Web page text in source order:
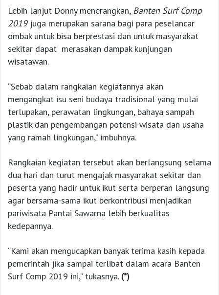
Lebih lanjut Donny menerangkan, Banten Surf Comp
2019juga merupakan sarana bagi para peselancar
ombak untuk bisa berprestasi dan untuk masyarakat
sekitar dapat merasakan dampak kunjungan
wisatawan.
“Sebab dalam rangkaian kegiatannya akan
mengangkat isu seni budaya tradisional yang mulai
terlupakan, perawatan lingkungan, bahaya sampah
plastik dan pengembangan potensi wisata dan usaha
yang ramah lingkungan,” imbuhnya.
Rangkaian kegiatan tersebut akan berlangsung selama
dua hari dan turut mengajak masyarakat sekitar dan
peserta yang hadir untuk ikut serta berperan langsung
agar bersama-sama ikut berkontribusi menjadikan
pariwisata Pantai Sawarna lebih berkualitas
kedepannya.
“Kami akan mengucapkan banyak terima kasih kepada
pemerintah jika sampai terlibat dalam acara Banten
Surf Comp 2019 ini,” tukasnya. (*)